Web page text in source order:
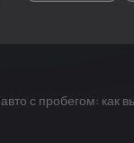
с пробегом: как